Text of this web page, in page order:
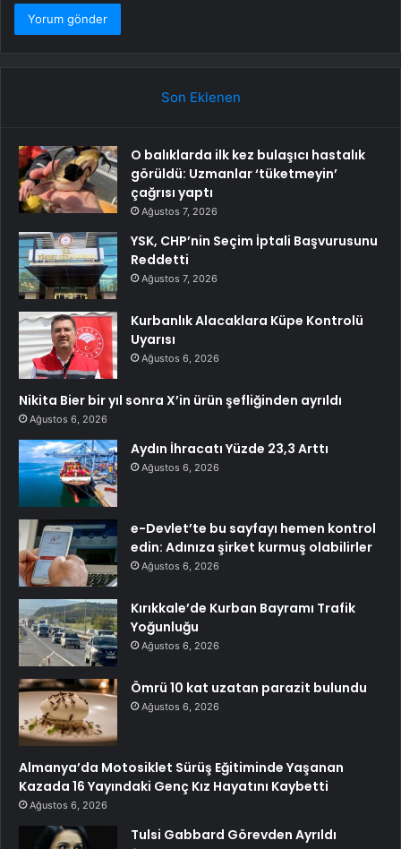
Son Eklenen
O balıklarda ilk kez bulaşıcı hastalık
görüldü: Uzmanlar ‘tüketmeyin’
çağrısı yaptı
Ağustos 7, 2026
YSK, CHP’nin Seçim İptali Başvurusunu
Reddetti
Ağustos 7, 2026
Kurbanlık Alacaklara Küpe Kontrolü
Uyarısı
Ağustos 6, 2026
Nikita Bier bir yıl sonra X’in ürün şefliğinden ayrıldı
Ağustos 6, 2026
Aydın İhracatı Yüzde 23,3 Arttı
Ağustos 6, 2026
e-Devlet’te bu sayfayı hemen kontrol
edin: Adınıza şirket kurmuş olabilirler
Ağustos 6, 2026
Kırıkkale’de Kurban Bayramı Trafik
Yoğunluğu
Ağustos 6, 2026
Ömrü 10 kat uzatan parazit bulundu
Ağustos 6, 2026
Almanya’da Motosiklet Sürüş Eğitiminde Yaşanan
Kazada 16 Yayındaki Genç Kız Hayatını Kaybetti
Ağustos 6, 2026
Tulsi Gabbard Görevden Ayrıldı